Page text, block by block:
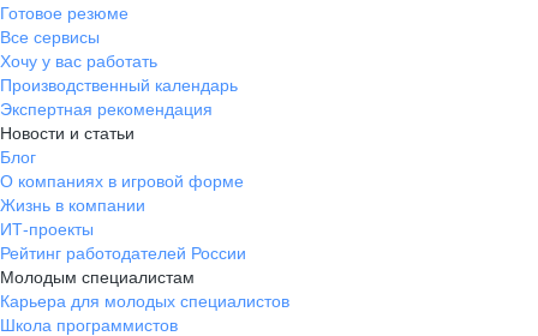
Готовое резюме
Все сервисы
Хочу у вас работать
Производственный календарь
Экспертная рекомендация
Новости и статьи
Блог
О компаниях в игровой форме
Жизнь в компании
ИТ-проекты
Рейтинг работодателей России
Молодым специалистам
Карьера для молодых специалистов
Школа программистов